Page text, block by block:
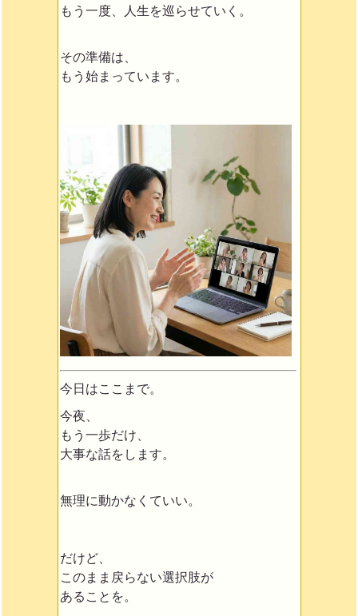
もう一度、人生を巡らせていく。
その準備は、
もう始まっています。
今日はここまで。
今夜、
もう一歩だけ、
大事な話をします。
無理に動かなくていい。
だけど、
このまま戻らない選択肢が
あることを。